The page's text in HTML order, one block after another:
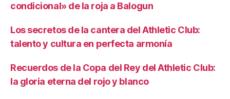
condicional» de la roja a Balogun
Los secretos de la cantera del Athletic Club:
talento y cultura en perfecta armonía
Recuerdos de la Copa del Rey del Athletic Club:
la gloria eterna del rojo y blanco